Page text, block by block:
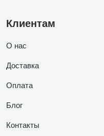
Клиентам
О нас
Доставка
Оплата
Блог
Контакты